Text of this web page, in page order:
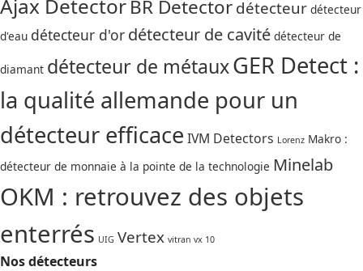
Ajax DetectorBR Detectordétecteur détecteur
d'eau détecteur d'or détecteur de cavité détecteur de
diamant détecteur de métauxGER Detect :
la qualité allemande pour un
détecteur efficace IVM Detectors Lorenz Makro :
détecteur de monnaie à la pointe de la technologie Minelab
OKM : retrouvez des objets
enterrés UIG Vertex vitran vx 10
Nos détecteurs